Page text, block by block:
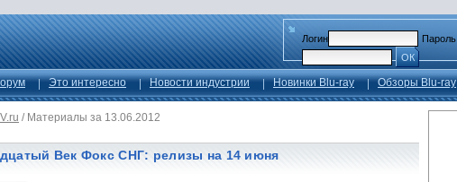
Логин
Пароль
ОК
Это интересно Новости индустрии Новинки Blu-ray Обзоры Blu-ray
/ Материалы за 13.06.2012
Век Фокс СНГ: релизы на 14 июня